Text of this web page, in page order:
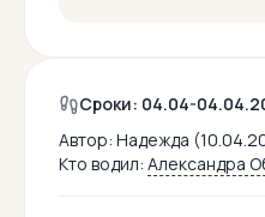
Сроки: 04.04-
Автор: Надежда
Кто водил: Александра